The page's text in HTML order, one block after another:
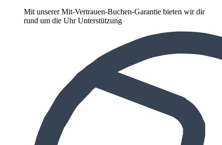
Mit unserer Mit-Vertrauen-Buchen-Garantie bieten wir dir
rund um die Uhr Unterstützung